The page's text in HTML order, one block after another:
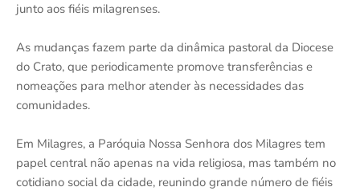
junto aos fiéis milagrenses.
As mudanças fazem parte da dinâmica pastoral da Diocese
do Crato, que periodicamente promove transferências e
nomeações para melhor atender às necessidades das
comunidades.
Em Milagres, a Paróquia Nossa Senhora dos Milagres tem
papel central não apenas na vida religiosa, mas também no
cotidiano social da cidade, reunindo grande número de fiéis